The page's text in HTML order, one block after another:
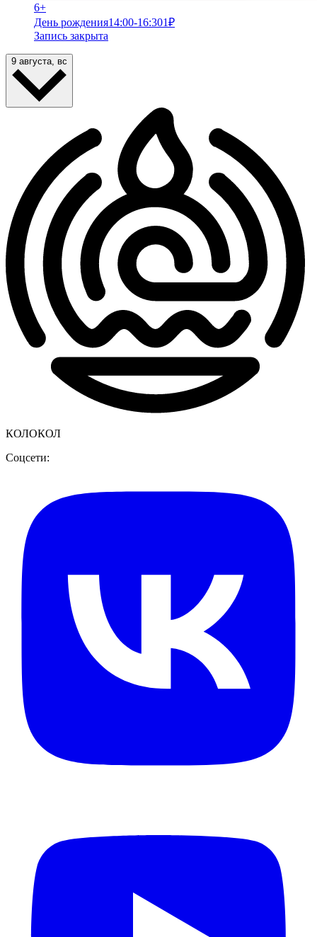
6+
День рождения14:00-16:301₽
Запись закрыта
9 августа, вс
КОЛОКОЛ
Соцсети: